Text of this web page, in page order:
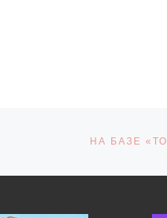
ОБРАТНО К СПИСКУ